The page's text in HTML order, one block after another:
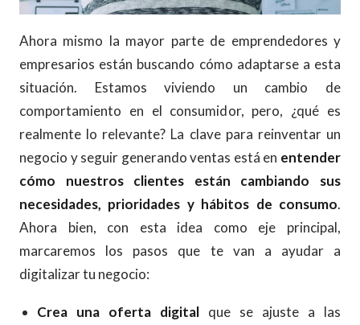
Ahora mismo la mayor parte de emprendedores y
empresarios están buscando cómo adaptarse a esta
situación. Estamos viviendo un cambio de
comportamiento en el consumidor, pero, ¿qué es
realmente lo relevante? La clave para reinventar un
negocio y seguir generando ventas está en entender
cómo nuestros clientes están cambiando sus
necesidades, prioridades y hábitos de consumo.
Ahora bien, con esta idea como eje principal,
marcaremos los pasos que te van a ayudar a
digitalizar tu negocio:
Crea una oferta digital que se ajuste a las